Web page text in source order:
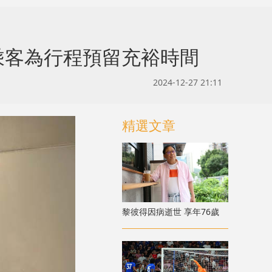
為行程預留充裕時間
2024-12-27 21:11
精選文章
黎彼得因病逝世 享年76歲